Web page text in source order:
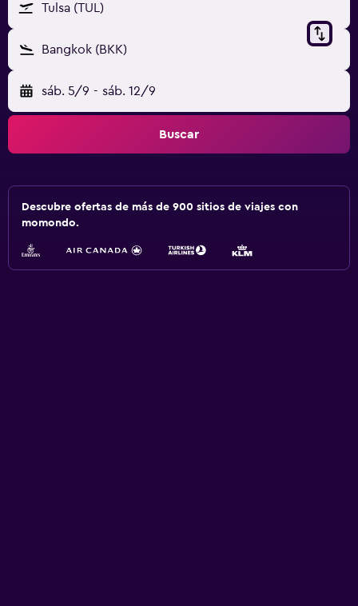
Tulsa (TUL)
Bangkok (BKK)
sáb. 5/9 - sáb. 12/9
Buscar
Descubre ofertas de más de 900 sitios de viajes con
momondo.